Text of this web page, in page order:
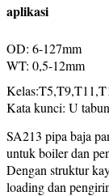
aplikasi
OD: 6-127mm
WT: 0,5-12mm
Kelas:
Kata kunci: U
SA213 pipa baja
untuk boiler dan
Dengan struktur
loading dan